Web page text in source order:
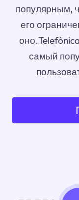
популярным,
его
самый